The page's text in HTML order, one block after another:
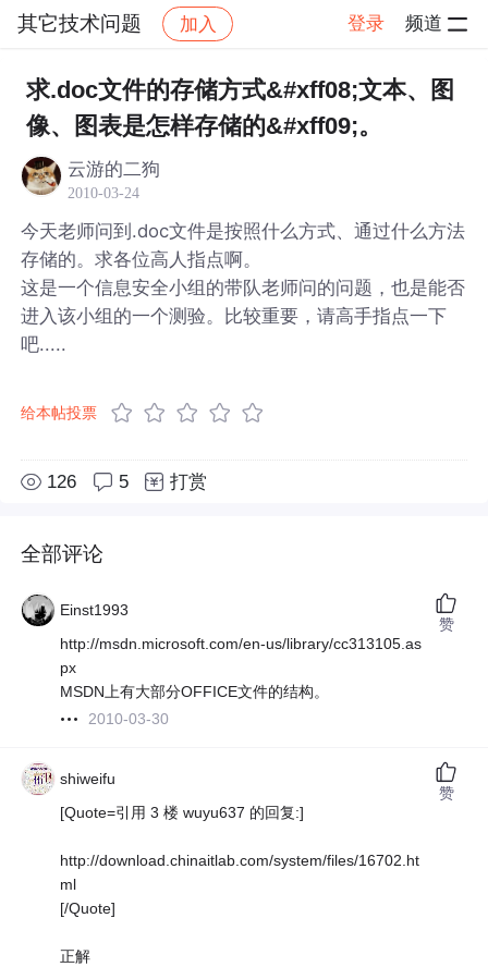
其它技术问题 加入 登录 频道
社区 其它技术问题 帖子详情
求.doc文件的存储方式&#xff08;文本、图
像、图表是怎样存储的&#xff09;。
云游的二狗
2010-03-24
今天老师问到.doc文件是按照什么方式、通过什么方法
存储的。求各位高人指点啊。
这是一个信息安全小组的带队老师问的问题，也是能否
进入该小组的一个测验。比较重要，请高手指点一下
吧.....
给本帖投票
126 5 打赏
全部评论
Einst1993
http://msdn.microsoft.com/en-us/library/cc313105.as
px
MSDN上有大部分OFFICE文件的结构。
2010-03-30
赞
shiweifu
[Quote=引用 3 楼 wuyu637 的回复:]
http://download.chinaitlab.com/system/files/16702.ht
ml
[/Quote]
正解
赞